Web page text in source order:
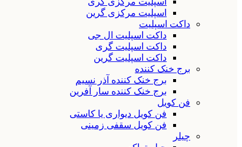
اسپلیت مرکزی گرین
داکت اسپلیت
داکت اسپلیت ال جی
داکت اسپلیت گری
داکت اسپلیت گرین
برج خنک کننده
برج خنک کننده آذر نسیم
برج خنک کننده سار آفرین
فن کویل
فن کویل دیواری یا کاستی
فن کویل سقفی زمینی
چیلر